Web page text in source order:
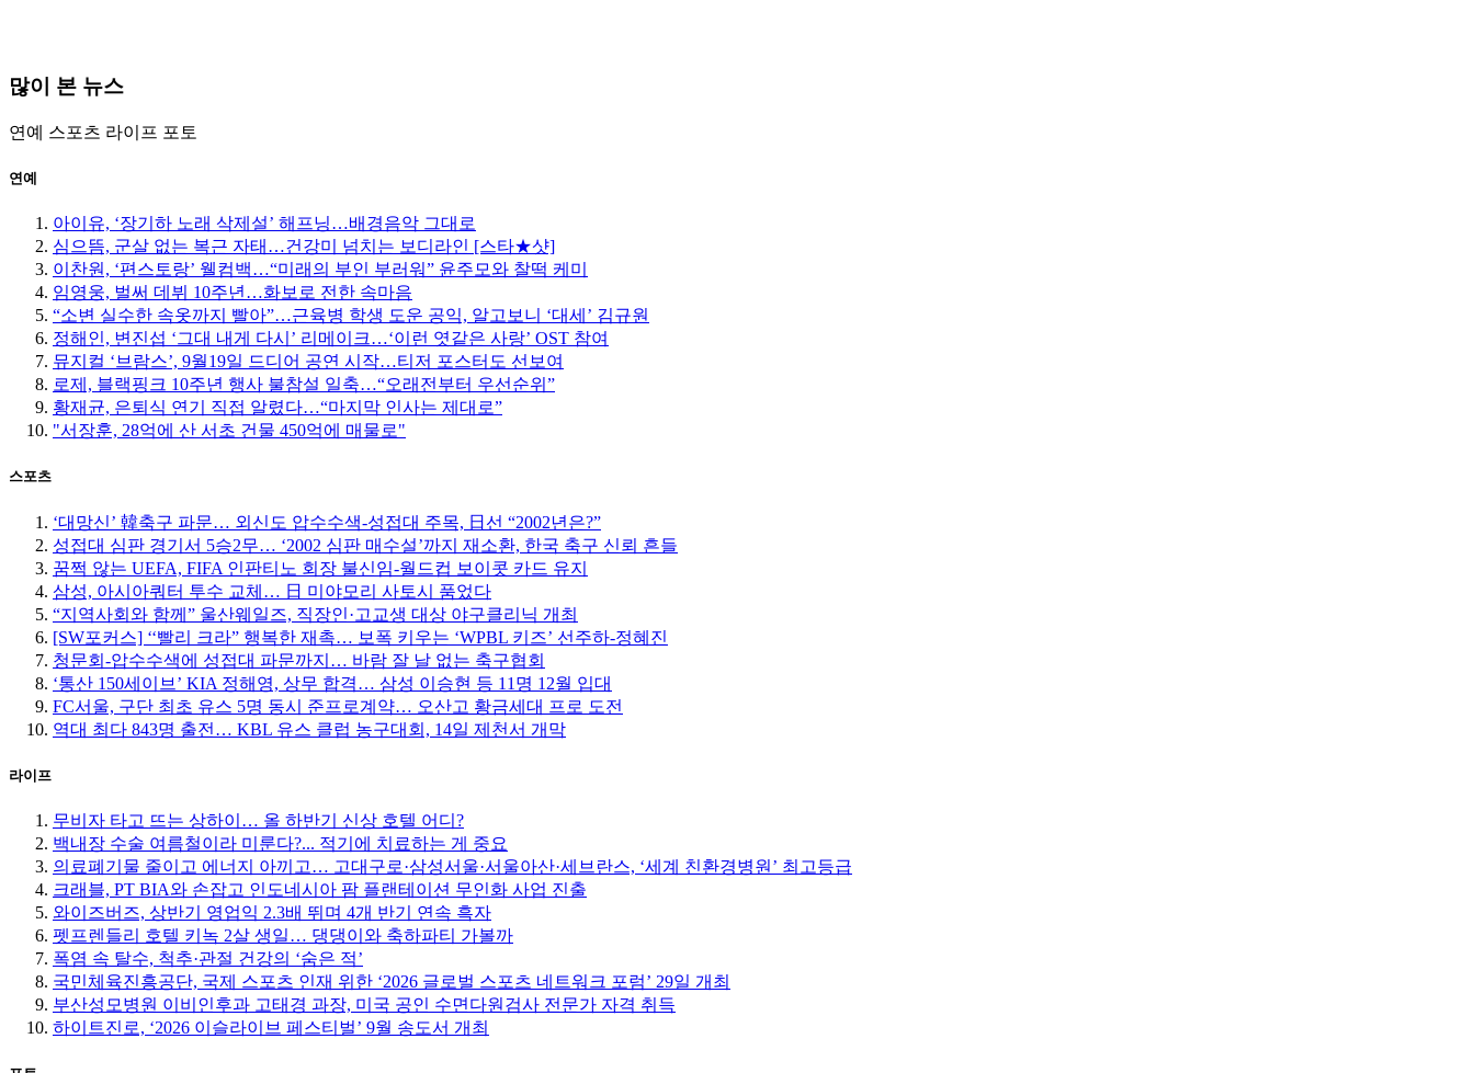
많이 본 뉴스
연예 스포츠 라이프 포토
연예
아이유, ‘장기하 노래 삭제설’ 해프닝…배경음악 그대로
심으뜸, 군살 없는 복근 자태…건강미 넘치는 보디라인 [스타★샷]
이찬원, ‘편스토랑’ 웰컴백…“미래의 부인 부러워” 윤주모와 찰떡 케미
임영웅, 벌써 데뷔 10주년…화보로 전한 속마음
“소변 실수한 속옷까지 빨아”…근육병 학생 도운 공익, 알고보니 ‘대세’ 김규원
정해인, 변진섭 ‘그대 내게 다시’ 리메이크…‘이런 엿같은 사랑’ OST 참여
뮤지컬 ‘브람스’, 9월19일 드디어 공연 시작…티저 포스터도 선보여
로제, 블랙핑크 10주년 행사 불참설 일축…“오래전부터 우선순위”
황재균, 은퇴식 연기 직접 알렸다…“마지막 인사는 제대로”
"서장훈, 28억에 산 서초 건물 450억에 매물로"
스포츠
‘대망신’ 韓축구 파문… 외신도 압수수색-성접대 주목, 日선 “2002년은?”
성접대 심판 경기서 5승2무… ‘2002 심판 매수설’까지 재소환, 한국 축구 신뢰 흔들
꿈쩍 않는 UEFA, FIFA 인판티노 회장 불신임-월드컵 보이콧 카드 유지
삼성, 아시아쿼터 투수 교체… 日 미야모리 사토시 품었다
“지역사회와 함께” 울산웨일즈, 직장인·고교생 대상 야구클리닉 개최
[SW포커스] ‘‘빨리 크라” 행복한 재촉… 보폭 키우는 ‘WPBL 키즈’ 선주하-정혜진
청문회-압수수색에 성접대 파문까지… 바람 잘 날 없는 축구협회
‘통산 150세이브’ KIA 정해영, 상무 합격… 삼성 이승현 등 11명 12월 입대
FC서울, 구단 최초 유스 5명 동시 준프로계약… 오산고 황금세대 프로 도전
역대 최다 843명 출전… KBL 유스 클럽 농구대회, 14일 제천서 개막
라이프
무비자 타고 뜨는 상하이… 올 하반기 신상 호텔 어디?
백내장 수술 여름철이라 미룬다?... 적기에 치료하는 게 중요
의료폐기물 줄이고 에너지 아끼고… 고대구로·삼성서울·서울아산·세브란스, ‘세계 친환경병원’ 최고등급
크래블, PT BIA와 손잡고 인도네시아 팜 플랜테이션 무인화 사업 진출
와이즈버즈, 상반기 영업익 2.3배 뛰며 4개 반기 연속 흑자
펫프렌들리 호텔 키녹 2살 생일… 댕댕이와 축하파티 가볼까
폭염 속 탈수, 척추·관절 건강의 ‘숨은 적’
국민체육진흥공단, 국제 스포츠 인재 위한 ‘2026 글로벌 스포츠 네트워크 포럼’ 29일 개최
부산성모병원 이비인후과 고태경 과장, 미국 공인 수면다원검사 전문가 자격 취득
하이트진로, ‘2026 이슬라이브 페스티벌’ 9월 송도서 개최